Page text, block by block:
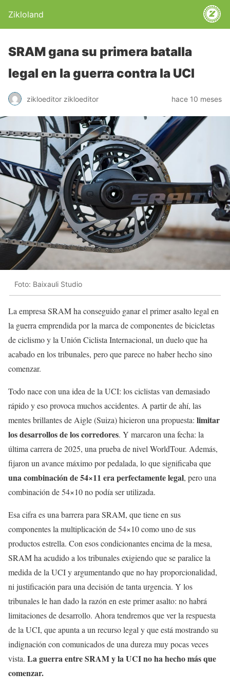
Zikloland
SRAM gana su primera batalla
legal en la guerra contra la UCI
zikloeditor zikloeditor hace 10 meses
Foto: Baixauli Studio
La empresa SRAM ha conseguido ganar el primer asalto legal en
la guerra emprendida por la marca de componentes de bicicletas
de ciclismo y la Unión Ciclista Internacional, un duelo que ha
acabado en los tribunales, pero que parece no haber hecho sino
comenzar.
Todo nace con una idea de la UCI: los ciclistas van demasiado
rápido y eso provoca muchos accidentes. A partir de ahí, las
mentes brillantes de Aigle (Suiza) hicieron una propuesta: limitar
los desarrollos de los corredores. Y marcaron una fecha: la
última carrera de 2025, una prueba de nivel WorldTour. Además,
fijaron un avance máximo por pedalada, lo que significaba que
una combinación de 54×11 era perfectamente legal, pero una
combinación de 54×10 no podía ser utilizada.
Esa cifra es una barrera para SRAM, que tiene en sus
componentes la multiplicación de 54×10 como uno de sus
productos estrella. Con esos condicionantes encima de la mesa,
SRAM ha acudido a los tribunales exigiendo que se paralice la
medida de la UCI y argumentando que no hay proporcionalidad,
ni justificación para una decisión de tanta urgencia. Y los
tribunales le han dado la razón en este primer asalto: no habrá
limitaciones de desarrollo. Ahora tendremos que ver la respuesta
de la UCI, que apunta a un recurso legal y que está mostrando su
indignación con comunicados de una dureza muy pocas veces
vista. La guerra entre SRAM y la UCI no ha hecho más que
comenzar.